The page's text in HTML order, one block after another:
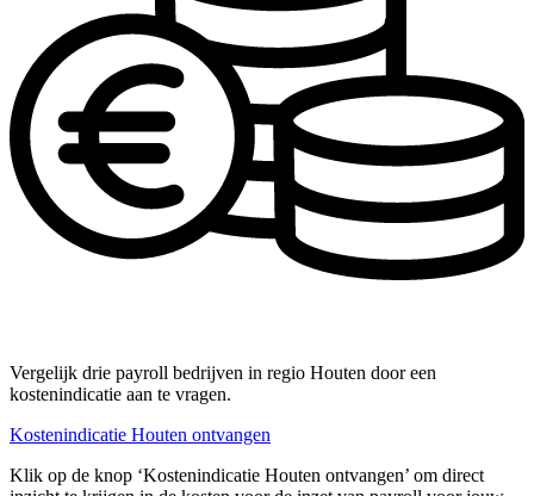
Vergelijk drie payroll bedrijven in regio Houten door een
kostenindicatie aan te vragen.
Kostenindicatie Houten ontvangen
Klik op de knop ‘Kostenindicatie Houten ontvangen’ om direct